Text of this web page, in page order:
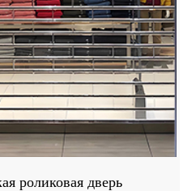
роликовая дверь